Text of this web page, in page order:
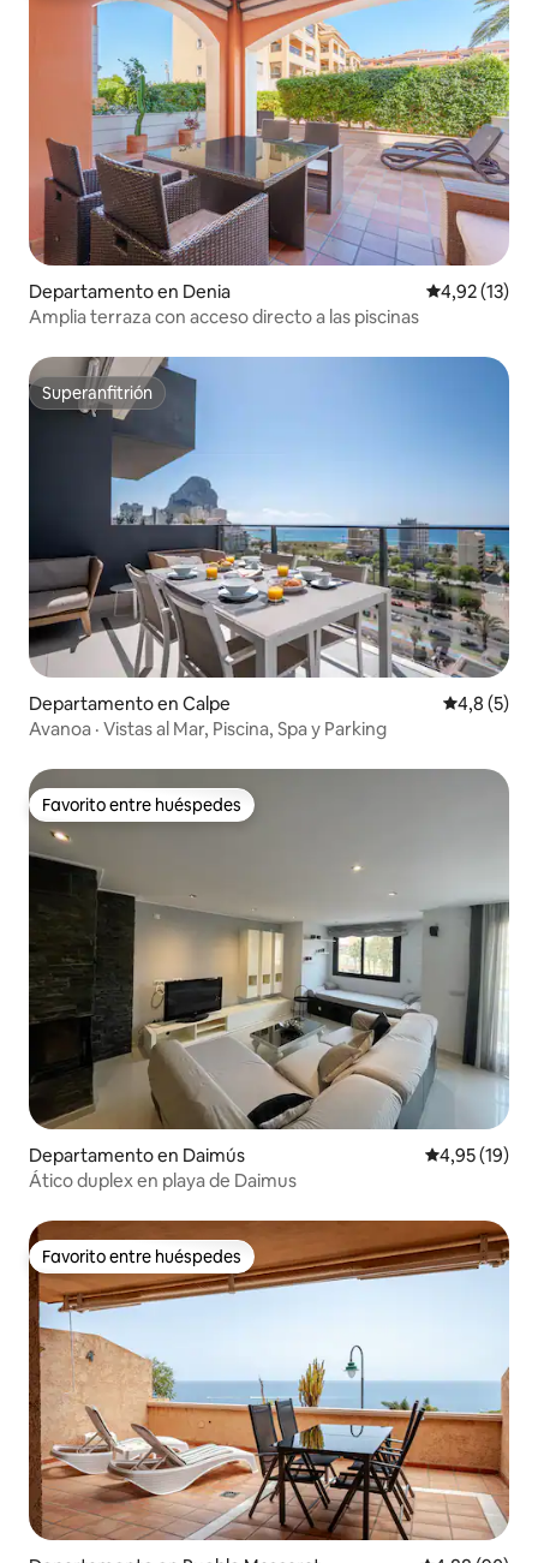
Departamento en Denia Calificación
4,92 (13)
Amplia terraza con acceso directo a las piscinas
Superanfitrión
Superanfitrión
Departamento en Calpe
4,8 (5)
Avanoa · Vistas al Mar, Piscina, Spa y Parking
Favorito entre huéspedes
Favorito entre huéspedes
Departamento en Daimús Calificación
4,95 (19)
Ático duplex en playa de Daimus
Favorito entre huéspedes
Favorito entre huéspedes